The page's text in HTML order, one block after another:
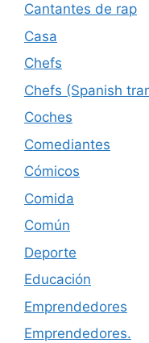
Cantantes de rap
Casa
Chefs
Chefs (Spanish
Coches
Comediantes
Cómicos
Comida
Común
Deporte
Educación
Emprendedores
Emprendedores.